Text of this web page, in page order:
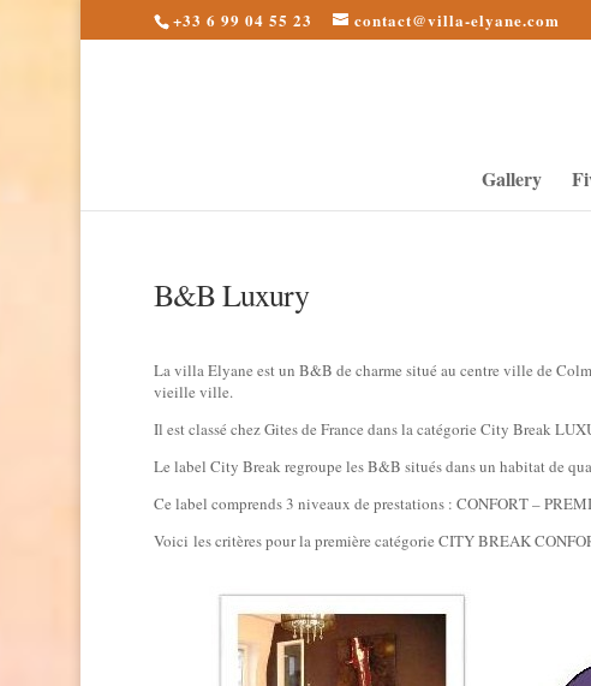
+33 6 99 04 55 23 contact@villa-elyane.com
Gallery
B&B Luxury
La villa Elyane est un B&B de charme situé au centre ville de
vieille ville.
Il est classé chez Gites de France dans la catégorie City Break
Le label City Break regroupe les B&B situés dans un habitat de
Ce label comprends 3 niveaux de prestations : CONFORT –
Voici les critères pour la première catégorie CITY BREAK